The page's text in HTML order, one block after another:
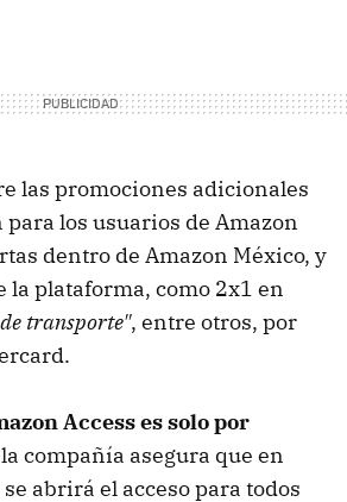
las promociones adicionales
los usuarios de Amazon
dentro de Amazon México, y
la plataforma, como 2x1 en
transporte", entre otros, por
Access es solo por
compañía asegura que en
abrirá el acceso para todos